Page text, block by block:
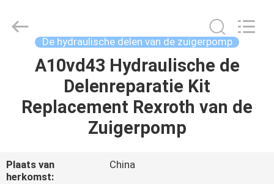
HUIS
PRODUCTEN
ONS
Fluid
Power
De hydraulische delen van de zuigerpomp
A10vd43 Hydraulische de
Delenreparatie Kit
Replacement Rexroth van de
Zuigerpomp
Plaats van
herkomst:
China